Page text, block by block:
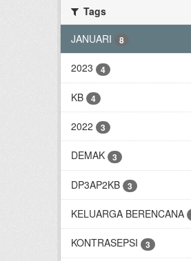
Tags
JANUARI
8
2023 4
KB 4
2022 3
DEMAK 3
DP3AP2KB 3
KELUARGA BERENCANA
KONTRASEPSI 3